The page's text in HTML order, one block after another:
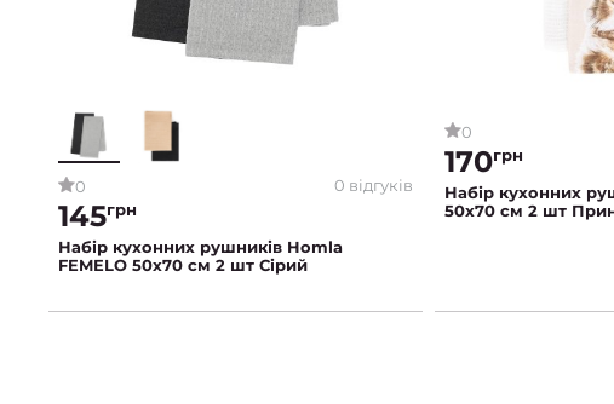
0 0 відгуків
145грн
Набір кухонних рушників Homla
FEMELO 50x70 см 2 шт Сірий
0
170грн
Набір кухонних
50x70 см 2 шт